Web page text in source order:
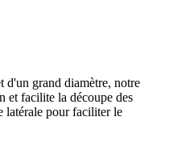
d'un grand diamètre, notre
et facilite la découpe des
latérale pour faciliter le